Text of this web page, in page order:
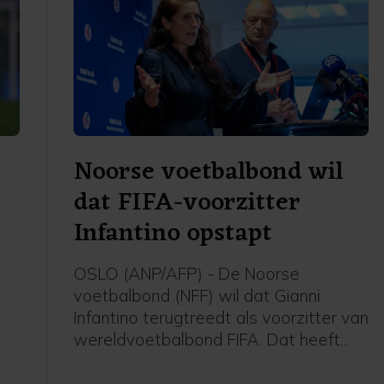
Noorse voetbalbond wil
dat FIFA-voorzitter
Infantino opstapt
OSLO (ANP/AFP) - De Noorse
voetbalbond (NFF) wil dat Gianni
Infantino terugtreedt als voorzitter van
wereldvoetbalbond FIFA. Dat heeft